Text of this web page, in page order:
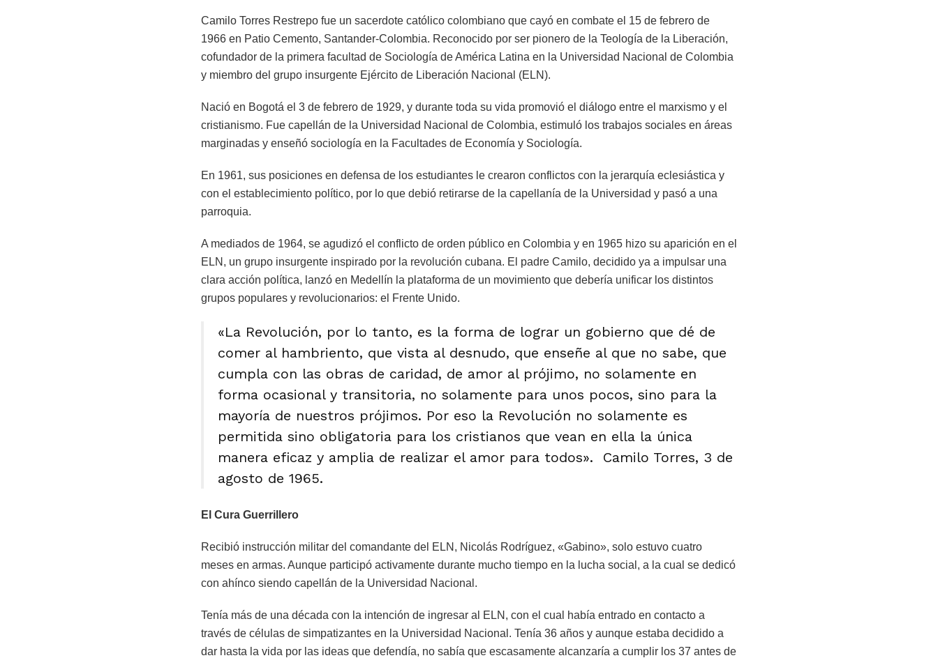
Camilo Torres Restrepo fue un sacerdote católico colombiano que cayó en combate el 15 de febrero de
1966 en Patio Cemento, Santander-Colombia. Reconocido por ser pionero de la Teología de la Liberación,
cofundador de la primera facultad de Sociología de América Latina en la Universidad Nacional de Colombia
y miembro del grupo insurgente Ejército de Liberación Nacional (ELN).
Nació en Bogotá el 3 de febrero de 1929, y durante toda su vida promovió el diálogo entre el marxismo y el
cristianismo. Fue capellán de la Universidad Nacional de Colombia, estimuló los trabajos sociales en áreas
marginadas y enseñó sociología en la Facultades de Economía y Sociología.
En 1961, sus posiciones en defensa de los estudiantes le crearon conflictos con la jerarquía eclesiástica y
con el establecimiento político, por lo que debió retirarse de la capellanía de la Universidad y pasó a una
parroquia.
A mediados de 1964, se agudizó el conflicto de orden público en Colombia y en 1965 hizo su aparición en el
ELN, un grupo insurgente inspirado por la revolución cubana. El padre Camilo, decidido ya a impulsar una
clara acción política, lanzó en Medellín la plataforma de un movimiento que debería unificar los distintos
grupos populares y revolucionarios: el Frente Unido.
«La Revolución, por lo tanto, es la forma de lograr un gobierno que dé de
comer al hambriento, que vista al desnudo, que enseñe al que no sabe, que
cumpla con las obras de caridad, de amor al prójimo, no solamente en
forma ocasional y transitoria, no solamente para unos pocos, sino para la
mayoría de nuestros prójimos. Por eso la Revolución no solamente es
permitida sino obligatoria para los cristianos que vean en ella la única
manera eficaz y amplia de realizar el amor para todos». Camilo Torres, 3 de
agosto de 1965.
El Cura Guerrillero
Recibió instrucción militar del comandante del ELN, Nicolás Rodríguez, «Gabino», solo estuvo cuatro
meses en armas. Aunque participó activamente durante mucho tiempo en la lucha social, a la cual se dedicó
con ahínco siendo capellán de la Universidad Nacional.
Tenía más de una década con la intención de ingresar al ELN, con el cual había entrado en contacto a
través de células de simpatizantes en la Universidad Nacional. Tenía 36 años y aunque estaba decidido a
dar hasta la vida por las ideas que defendía, no sabía que escasamente alcanzaría a cumplir los 37 antes de